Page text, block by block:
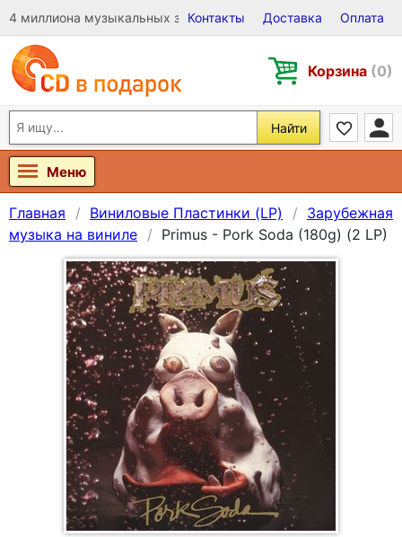
4 миллиона музыкальных записей на Виниле, CD и DVD
Контакты Доставка Оплата
Корзина (0)
Найти
Меню
Главная Виниловые Пластинки (LP)
Зарубежная
музыка на виниле
Primus - Pork Soda (180g) (2 LP)